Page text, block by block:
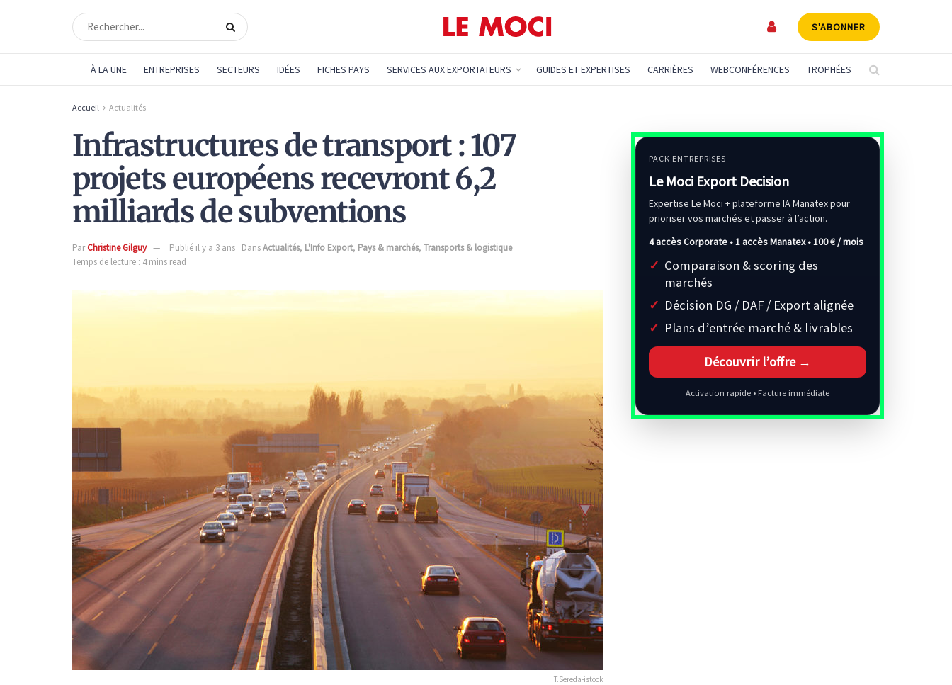
S'ABONNER
À LA UNE ENTREPRISES SECTEURS IDÉES FICHES PAYS SERVICES AUX EXPORTATEURS GUIDES ET EXPERTISES CARRIÈRES WEBCONFÉRENCES TROPHÉES
Accueil Actualités
Infrastructures de transport : 107
projets européens recevront 6,2
milliards de subventions
ParChristine Gilguy Publié il y a 3 ans DansActualités, L'Info Export, Pays & marchés, Transports & logistique
Temps de lecture : 4 mins read
T.Sereda-istock
PACK ENTREPRISES
Le Moci Export Decision
Expertise Le Moci + plateforme IA Manatex pour
prioriser vos marchés et passer à l’action.
4 accès Corporate • 1 accès Manatex •100 € / mois
Comparaison & scoring des
marchés
Décision DG / DAF / Export alignée
Plans d’entrée marché & livrables
Découvrir l’offre →
Activation rapide • Facture immédiate